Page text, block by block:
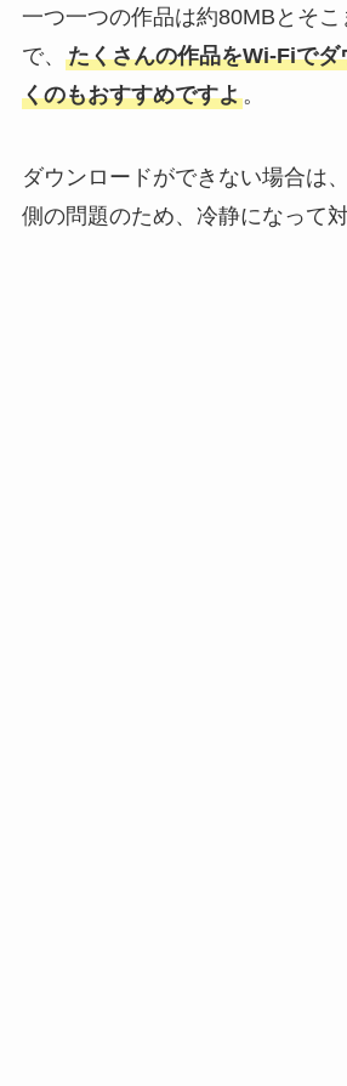
一つ一つの作品は約80MBとそ
で、 たくさんの作品をWi-Fiでダ
くのもおすすめですよ。
ダウンロードができない場合は
側の問題のため、冷静になって